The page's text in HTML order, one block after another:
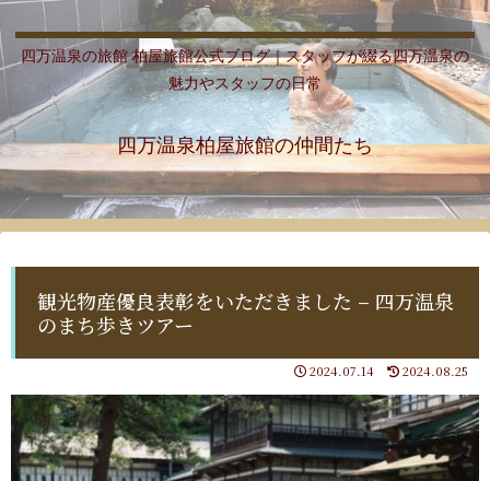
四万温泉の旅館 柏屋旅館公式ブログ｜スタッフが綴る四万温泉の
魅力やスタッフの日常
四万温泉柏屋旅館の仲間たち
観光物産優良表彰をいただきました – 四万温泉
のまち歩きツアー
2024.07.14 2024.08.25